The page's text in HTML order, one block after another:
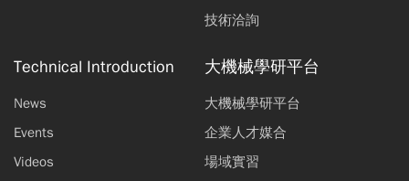
技術洽詢
Technical Introduction
News
Events
Videos
大機械學研平台
大機械學研平台
企業人才媒合
場域實習